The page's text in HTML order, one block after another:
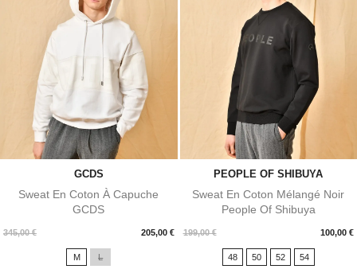
GCDS
Sweat En Coton À Capuche
GCDS
345,00 € 205,00 €
Prix
M L
PEOPLE OF SHIBUYA
Sweat En Coton Mélangé Noir
People Of Shibuya
199,00 € 100,00 €
Prix
48 50 52 54